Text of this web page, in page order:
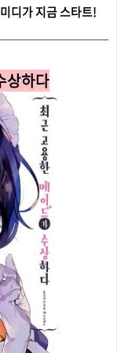
디가 지금 스타트!
상하다